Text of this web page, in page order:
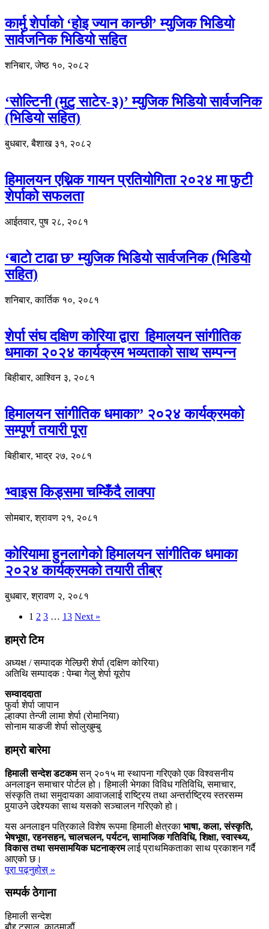
कार्मु शेर्पाको ‘होइ ज्यान कान्छी’ म्युजिक भिडियो
सार्वजनिक भिडियो सहित
शनिबार, जेष्ठ १०, २०८२
‘सोल्टिनी (मुटु साटेर-३)’ म्युजिक भिडियो सार्वजनिक
(भिडियो सहित)
बुधबार, बैशाख ३१, २०८२
हिमालयन एथ्निक गायन प्रतियोगिता २०२४ मा फुटी
शेर्पाको सफलता
आईतवार, पुष २८, २०८१
‘बाटो टाढा छ’ म्युजिक भिडियो सार्वजनिक (भिडियो
सहित)
शनिबार, कार्तिक १०, २०८१
शेर्पा संघ दक्षिण कोरिया द्वारा हिमालयन सांगीतिक
धमाका २०२४ कार्यक्रम भव्यताको साथ सम्पन्न
बिहीबार, आश्विन ३, २०८१
हिमालयन सांगीतिक धमाका” २०२४ कार्यक्रमको
सम्पूर्ण तयारी पूरा
बिहीबार, भाद्र २७, २०८१
भ्वाइस किड्समा चम्किँदै लाक्पा
सोमबार, श्रावण २१, २०८१
कोरियामा हुनलागेको हिमालयन सांगीतिक धमाका
२०२४ कार्यक्रमको तयारी तीब्र
बुधबार, श्रावण २, २०८१
1 2 3 … 13 Next »
हाम्रो टिम
अध्यक्ष / सम्पादक गेल्छिरी शेर्पा (दक्षिण कोरिया)
अतिथि सम्पादक : पेम्बा गेलु शेर्पा यूरोप
सम्वाददाता
फुर्वा शेर्पा जापान
ल्हाक्पा तेन्जी लामा शेर्पा (रोमानिया)
सोनाम याङजी शेर्पा सोलुखुम्बु
हाम्रो बारेमा
हिमाली सन्देश डटकमसन् २०१५ मा स्थापना गरिएको एक विश्वसनीय
अनलाइन समाचार पोर्टल हो। हिमाली भेगका विविध गतिविधि, समाचार,
संस्कृति तथा समुदायका आवाजलाई राष्ट्रिय तथा अन्तर्राष्ट्रिय स्तरसम्म
पुर्‍याउने उद्देश्यका साथ यसको सञ्चालन गरिएको हो।
यस अनलाइन पत्रिकाले विशेष रूपमा हिमाली क्षेत्रका भाषा, कला, संस्कृति,
भेषभूषा, रहनसहन, चालचलन, पर्यटन, सामाजिक गतिविधि, शिक्षा, स्वास्थ्य,
विकास तथा समसामयिक घटनाक्रमलाई प्राथमिकताका साथ प्रकाशन गर्दै
आएको छ।
पूरा पढ्नुहोस् »
सम्पर्क ठेगाना
हिमाली सन्देश